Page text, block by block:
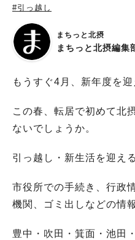
#引っ越し
まちっと北摂
まちっと北摂編集
もうすぐ4月、新年度を迎
この春、転居で初めて北
ないでしょうか。
引っ越し・新生活を迎え
市役所での手続き、行政
機関、ゴミ出しなどの情
豊中・吹田・箕面・池田